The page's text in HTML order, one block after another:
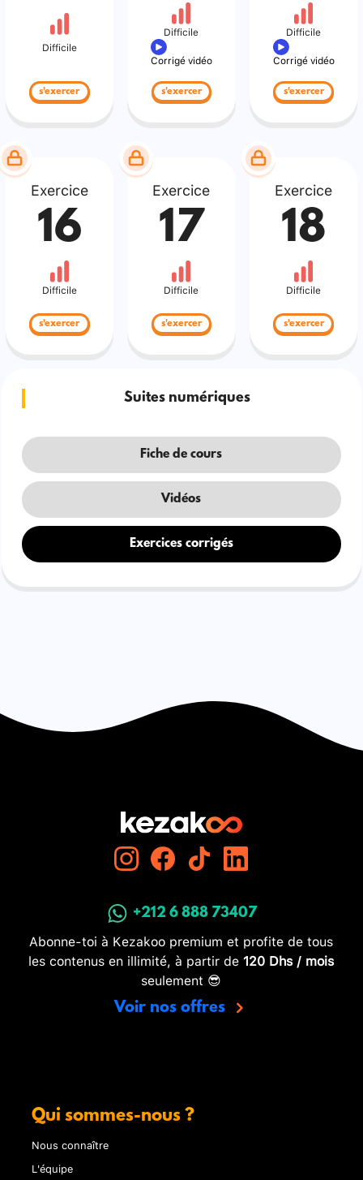
Difficile
s'exercer
Difficile
Corrigé vidéo
s'exercer
Difficile
Corrigé vidéo
s'exercer
Exercice
16
Difficile
s'exercer
Exercice
17
Difficile
s'exercer
Exercice
18
Difficile
s'exercer
Suites numériques
Fiche de cours
Vidéos
Exercices corrigés
+212 6 888 73407
Abonne-toi à Kezakoo premium et profite de tous
les contenus en illimité, à partir de 120 Dhs / mois
seulement 😎
Voir nos offres
Qui sommes-nous ?
Nous connaître
L'équipe